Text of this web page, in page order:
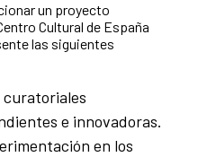
un proyecto
Cultural de España
las siguientes
curatoriales
e innovadoras.
en los